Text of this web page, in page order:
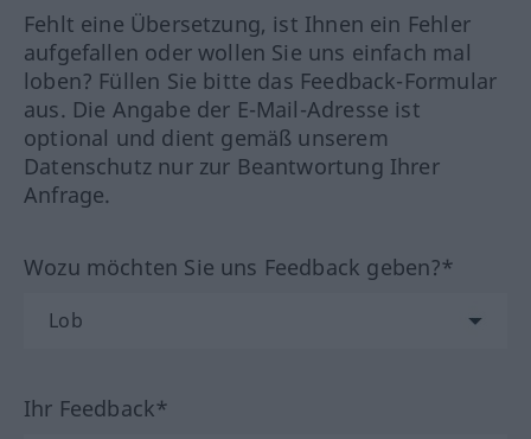
Fehlt eine Übersetzung, ist Ihnen ein Fehler
aufgefallen oder wollen Sie uns einfach mal
loben? Füllen Sie bitte das Feedback-Formular
aus. Die Angabe der E-Mail-Adresse ist
optional und dient gemäß unserem
Datenschutz nur zur Beantwortung Ihrer
Anfrage.
Wozu möchten Sie uns Feedback geben?*
Ihr Feedback*